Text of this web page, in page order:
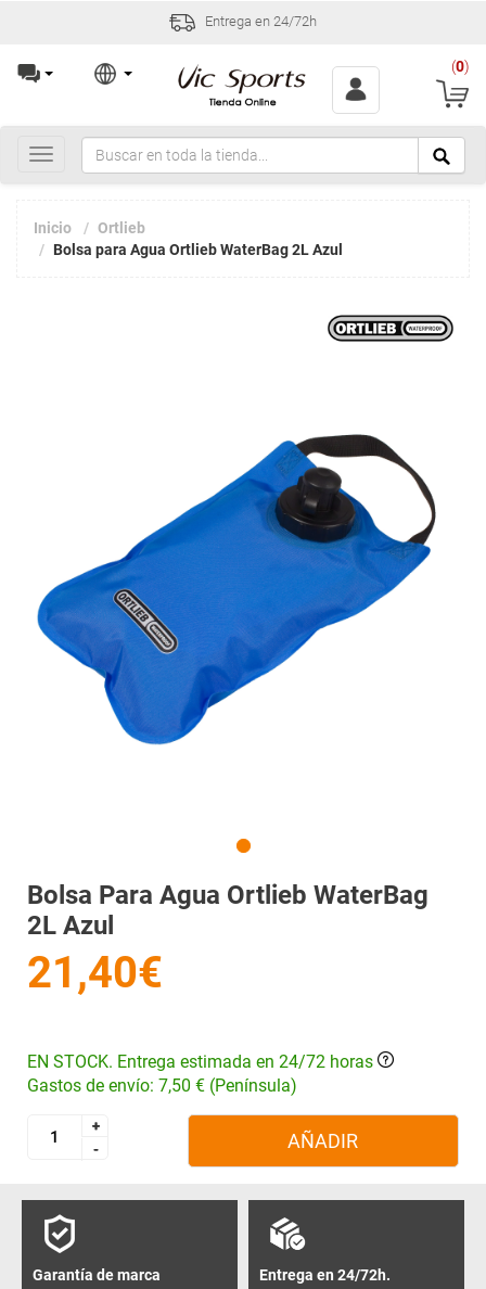
Entrega en 24/72h
(0)
Toggle
navigation
Inicio
Ortlieb
Bolsa para Agua Ortlieb WaterBag 2L Azul
Bolsa Para Agua Ortlieb WaterBag
2L Azul
21,40€
EN STOCK. Entrega estimada en 24/72 horas
Gastos de envío: 7,50 € (Península)
+
-
+
-
AÑADIR
Garantía de marca
Entrega en 24/72h.